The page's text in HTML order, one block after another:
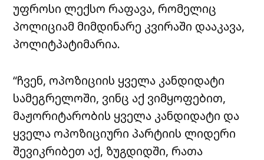
უფროსი ლექსო რაფავა, რომელიც
პოლიციამ მიმდინარე კვირაში დააკავა,
პოლიტპატიმარია.
“ჩვენ, ოპოზიციის ყველა კანდიდატი
სამეგრელოში, ვინც აქ ვიმყოფებით,
მაჟორიტარობის ყველა კანდიდატი და
ყველა ოპოზიციური პარტიის ლიდერი
შევიკრიბეთ აქ, ზუგდიდში, რათა